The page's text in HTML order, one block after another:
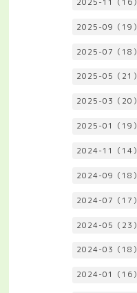
2025-09（19）
2025-07（18）
2025-05（21）
2025-03（20）
2025-01（19）
2024-11（14）
2024-09（18）
2024-07（17）
2024-05（23）
2024-03（18）
2024-01（16）